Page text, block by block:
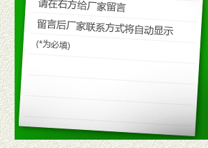
九、加盟优势
1、广告企划支持：产品手册、POP宣传画、三
场武器。
2、市场保护支持：供优质产品，全套合法经营
3、对代理商、经销商提供公司资执证明复印件
4、营销技术支持：因地制宜，采取方案，专家
5、返利奖励支持：累计进货奖励，年终完成任
6、售后服务支持：营销全程跟踪服务，提供企
7、退换货支持：诚信为本的退换货保障制度，